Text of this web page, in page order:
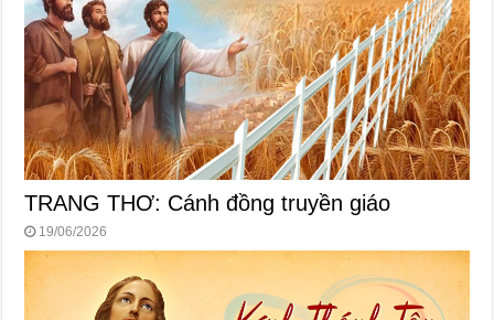
TRANG THƠ: Cánh đồng truyền giáo
19/06/2026